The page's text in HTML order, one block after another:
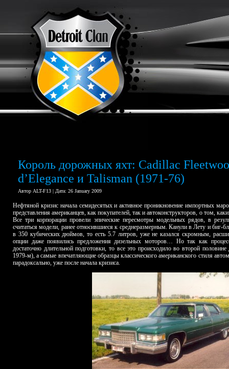
Король дорожных яхт: Cadillac
d’Elegance и Talisman (1971-76)
Автор ALT-F13 | Дата: 26 January 2009
Нефтяной кризис начала семидесятых и активное проникновение импортных
представления американцев, как покупателей, так и автоконструкторов, о том,
Все три корпорации провели эпические пересмотры модельных рядов, в
считаться модели, ранее относившиеся к среднеразмерным. Канули в Лету и биг-
в 350 кубических дюймов, то есть 5.7 литров, уже не казался скромным,
опции даже появились предложения дизельных моторов… Но так как
достаточно длительной подготовки, то все это происходило во второй
1979-м), а самые впечатляющие образцы классического американского стиля
парадоксально, уже после начала кризиса.